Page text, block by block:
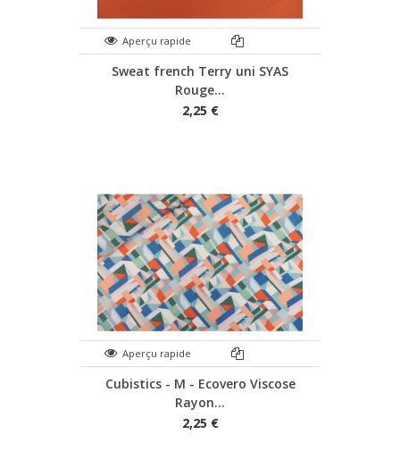
Aperçu rapide
Sweat french Terry uni SYAS
Rouge...
2,25 €
Aperçu rapide
Cubistics - M - Ecovero Viscose
Rayon...
2,25 €